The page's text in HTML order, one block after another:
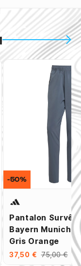
Pantalon
Bayern Munich
Gris Orange
37,50 € 75,00 €
-50%